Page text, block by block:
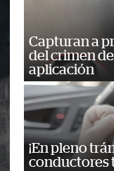
Capturan a
del crimen
aplicación
¡En pleno
conductores